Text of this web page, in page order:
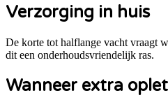
Verzorging in huis
De korte tot halflange vacht vraagt
dit een onderhoudsvriendelijk ras.
Wanneer extra